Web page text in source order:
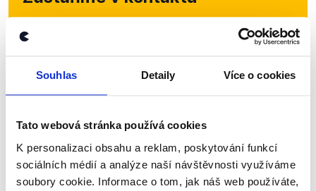
Souhlas Detaily Více o cookies
Tato webová stránka používá cookies
K personalizaci obsahu a reklam, poskytování funkcí
sociálních médií a analýze naší návštěvnosti využíváme
soubory cookie. Informace o tom, jak náš web používáte,
Přihlaste se k odběru našeho
newsletteru nebowhatsappového
kanálu, kde pravidelně přinášíme
shrnutí nejzajímavějších článků a analýz.
Začněte nás odebírat, a mějte tak
nepravdy se zrovna v Česku šíří.